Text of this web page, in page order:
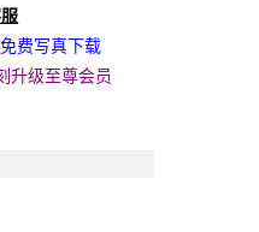
费写真下载
升级至尊会员